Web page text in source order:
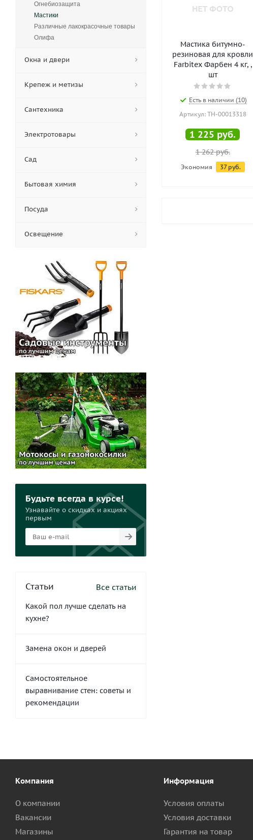
Мастика битумно-
резиновая для кровли
Farbitex Фарбен 4 кг, ,
шт
Есть в наличии (10)
Артикул: ТН-00013318
1 225 руб.
1 262руб.
Экономия 37руб.
Огнебиозащита
Мастики
Различные лакокрасочные товары
Олифа
Окна и двери
Крепеж и метизы
Сантехника
Электротовары
Сад
Бытовая химия
Посуда
Освещение
Будьте всегда в курсе!
Узнавайте о скидках и акциях
первым
Статьи Все статьи
Какой пол лучше сделать на
кухне?
Замена окон и дверей
Самостоятельное
выравнивание стен: советы и
рекомендации
Компания
О компании
Вакансии
Магазины
Информация
Условия оплаты
Условия доставки
Гарантия на товар